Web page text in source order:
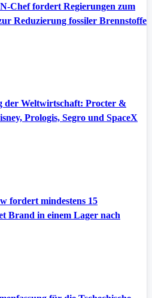
Chef fordert Regierungen zum
Reduzierung fossiler Brennstoffe
der Weltwirtschaft: Procter &
Prologis, Segro und SpaceX
fordert mindestens 15
Brand in einem Lager nach